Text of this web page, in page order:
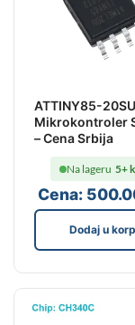
ATTINY85-
Mikrokontroler
– Cena Srbija
Cena: 500
Na lageru 5+
Dodaj u